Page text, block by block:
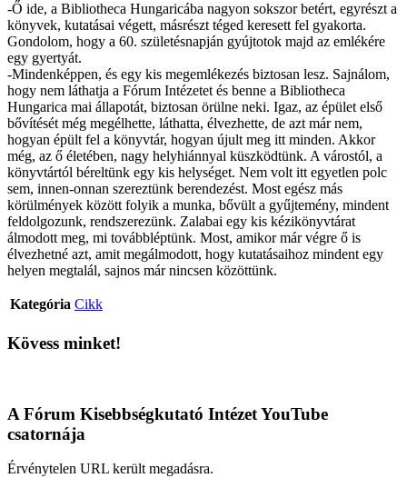
-Ő ide, a Bibliotheca Hungaricába nagyon sokszor betért, egyrészt a
könyvek, kutatásai végett, másrészt téged keresett fel gyakorta.
Gondolom, hogy a 60. születésnapján gyújtotok majd az emlékére
egy gyertyát.
-Mindenképpen, és egy kis megemlékezés biztosan lesz. Sajnálom,
hogy nem láthatja a Fórum Intézetet és benne a Bibliotheca
Hungarica mai állapotát, biztosan örülne neki. Igaz, az épület első
bővítését még megélhette, láthatta, élvezhette, de azt már nem,
hogyan épült fel a könyvtár, hogyan újult meg itt minden. Akkor
még, az ő életében, nagy helyhiánnyal küszködtünk. A várostól, a
könyvtártól béreltünk egy kis helységet. Nem volt itt egyetlen polc
sem, innen-onnan szereztünk berendezést. Most egész más
körülmények között folyik a munka, bővült a gyűjtemény, mindent
feldolgozunk, rendszerezünk. Zalabai egy kis kézikönyvtárat
álmodott meg, mi továbbléptünk. Most, amikor már végre ő is
élvezhetné azt, amit megálmodott, hogy kutatásaihoz mindent egy
helyen megtalál, sajnos már nincsen közöttünk.
Kategória Cikk
Kövess minket!
A Fórum Kisebbségkutató Intézet YouTube
csatornája
Érvénytelen URL került megadásra.